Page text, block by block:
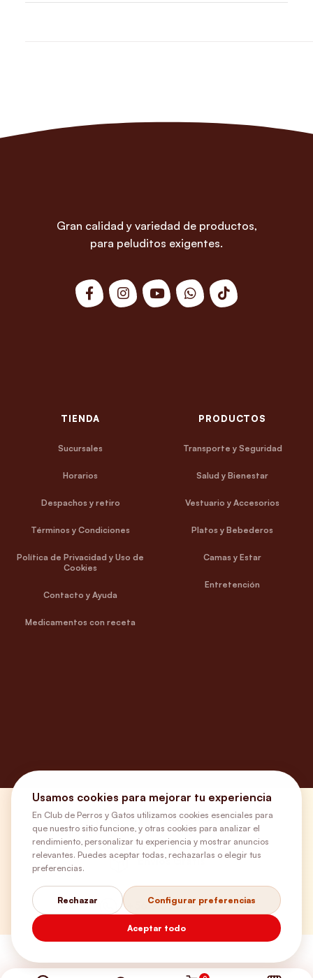
Gran calidad y variedad de productos,
para peluditos exigentes.
TIENDA
Sucursales
Horarios
Despachos y retiro
Términos y Condiciones
Política de Privacidad y Uso de
Cookies
Contacto y Ayuda
Medicamentos con receta
PRODUCTOS
Transporte y Seguridad
Salud y Bienestar
Vestuario y Accesorios
Platos y Bebederos
Camas y Estar
Entretención
¿Necesitas ayuda?
Envíos Gratis
+56 9 5646 8188
Usamos cookies para mejorar tu experiencia
En Club de Perros y Gatos utilizamos cookies esenciales para
que nuestro sitio funcione, y otras cookies para analizar el
rendimiento, personalizar tu experiencia y mostrar anuncios
relevantes. Puedes aceptar todas, rechazarlas o elegir tus
preferencias.
Rechazar Configurar preferencias
Aceptar todo